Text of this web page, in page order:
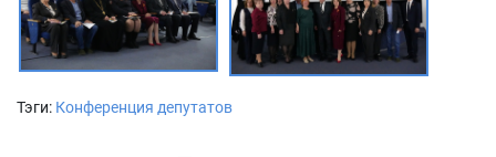
Тэги: Конференция депутатов